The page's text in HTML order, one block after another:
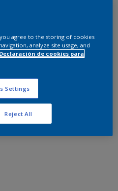
you agree to the storing of cookies
analyze site usage, and
Declaración de cookies para
Settings
Reject All